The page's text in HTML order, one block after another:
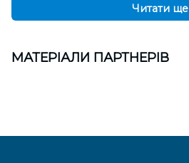
Читати ще
МАТЕРІАЛИ ПАРТНЕРІВ